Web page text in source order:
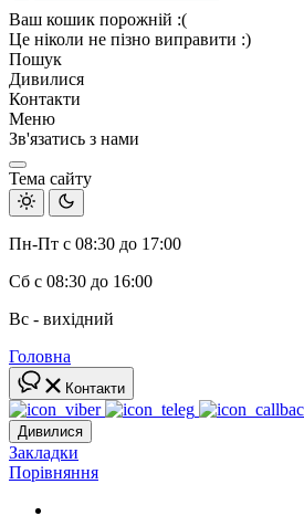
Ваш кошик порожній :(
Це ніколи не пізно виправити :)
Пошук
Дивилися
Контакти
Меню
Зв'язатись з нами
Тема сайту
Пн-Пт с 08:30 до 17:00
Сб с 08:30 до 16:00
Вс - вихідний
Головна
Контакти
Дивилися
Закладки
Порівняння